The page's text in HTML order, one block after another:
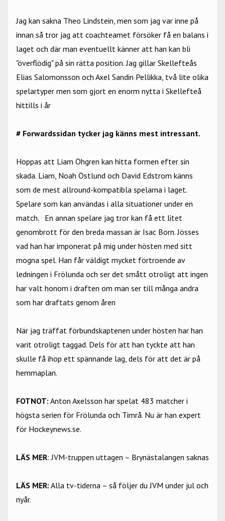
Jag kan sakna Theo Lindstein, men som jag var inne på
innan så tror jag att coachteamet försöker få en balans i
laget och där man eventuellt känner att han kan bli
"överflödig" på sin rätta position. Jag gillar Skellefteås
Elias Salomonsson och Axel Sandin Pellikka, två lite olika
spelartyper men som gjort en enorm nytta i Skellefteå
hittills i år
# Forwardssidan tycker jag känns mest intressant.
Hoppas att Liam Öhgren kan hitta formen efter sin
skada. Liam, Noah Östlund och David Edstrom känns
som de mest allround-kompatibla spelarna i laget.
Spelare som kan användas i alla situationer under en
match. En annan spelare jag tror kan få ett litet
genombrott för den breda massan är Isac Born. Jösses
vad han har imponerat på mig under hösten med sitt
mogna spel. Han får väldigt mycket förtroende av
ledningen i Frölunda och ser det smått otroligt att ingen
har valt honom i draften om man ser till många andra
som har draftats genom åren
När jag träffat förbundskaptenen under hösten har han
varit otroligt taggad. Dels för att han tyckte att han
skulle få ihop ett spännande lag, dels för att det är på
hemmaplan.
FOTNOT: Anton Axelsson har spelat 483 matcher i
högsta serien för Frölunda och Timrå. Nu är han expert
för Hockeynews.se.
LÄS MER:JVM-truppen uttagen – Brynästalangen saknas
LÄS MER: Alla tv-tiderna – så följer du JVM under jul och
nyår.